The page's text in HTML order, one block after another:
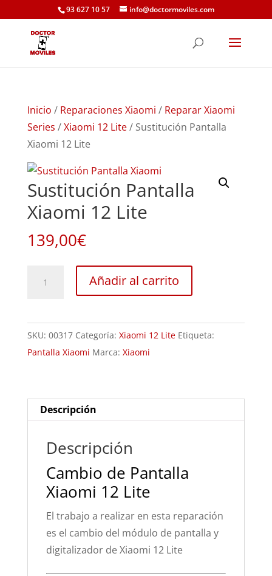
93 627 10 57 info@doctormoviles.com
Inicio / Reparaciones Xiaomi / Reparar Xiaomi
Series /Xiaomi 12 Lite/ Sustitución Pantalla
Xiaomi 12 Lite
Sustitución Pantalla
Xiaomi 12 Lite
139,00€
12
Lite
cantidad
Añadir al carrito
SKU: 00317 Categoría: Xiaomi 12 Lite Etiqueta:
Pantalla Xiaomi Marca: Xiaomi
Descripción
Descripción
Cambio de Pantalla
Xiaomi 12 Lite
El trabajo a realizar en esta reparación
es el cambio del módulo de pantalla y
digitalizador de Xiaomi 12 Lite